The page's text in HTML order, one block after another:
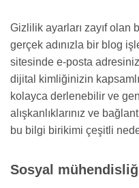
Gizlilik ayarları zayıf olan
gerçek adınızla bir blog
sitesinde e-posta
dijital kimliğinizin
kolayca derlenebilir ve
alışkanlıklarınız ve
bu bilgi birikimi çeşitli
Sosyal